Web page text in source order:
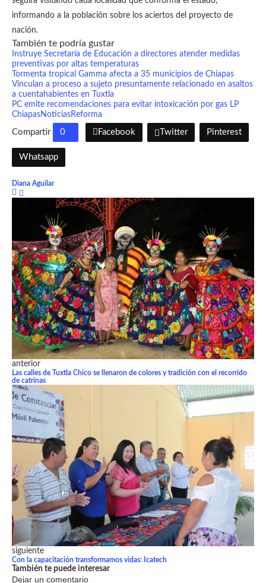
informando a la población sobre los aciertos del proyecto de
nación.
También te podría gustar
Instruye Secretaría de Educación a directores atender medidas
preventivas por altas temperaturas
Tormenta tropical Gamma afecta a 35 municipios de Chiapas
Vinculan a proceso a sujeto presuntamente relacionado en asaltos
a cuentahabientes en Tuxtla
PC emite recomendaciones para evitar intoxicación por gas LP
ChiapasNoticiasReforma
Compartir 0 Facebook Twitter Pinterest
Whatsapp
Diana Aguilar
anterior
Las calles de Tuxtla Chico se llenaron de colores y tradición con el recorrido
de catrinas
siguiente
Con la capacitación transformamos vidas: Icatech
También te puede interesar
Dejar un comentario